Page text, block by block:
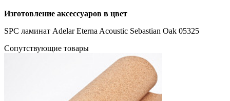
Изготовление аксессуаров в цвет
SPC ламинат Adelar Eterna Acoustic Sebastian Oak 05325
Cопутствующие товары